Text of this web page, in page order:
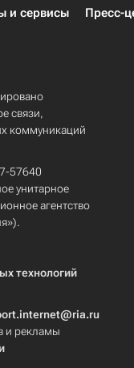
и сервисы Пресс-
связи,
коммуникаций
57640
унитарное
агентство
технологий
и рекламы